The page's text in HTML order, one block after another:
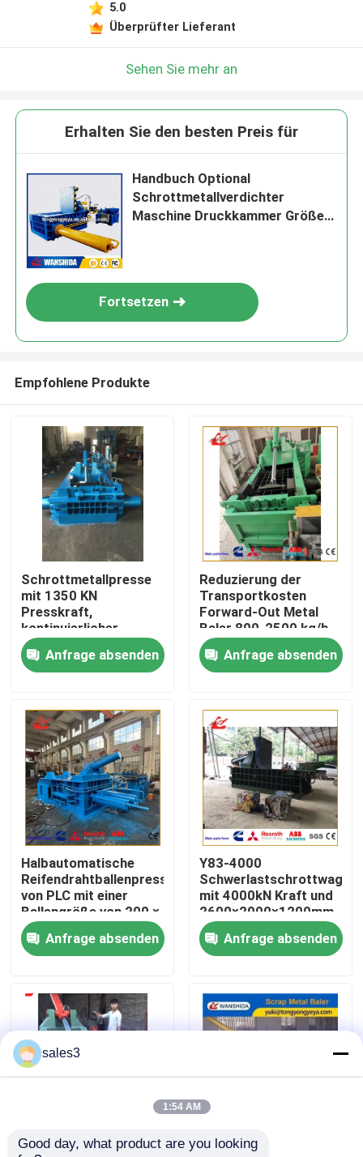
Produkte
Über uns
Werksbesichtigung
Qualitätskontrolle
Kontakt mit uns
Neuigkeiten
Rechtssachen
Bitte um ein Angebot
Industrielle Ballenpreßmaschine
5.0
Überprüfter Lieferant
Sehen Sie mehr an
Erhalten Sie den besten Preis für
Handbuch Optional
Schrottmetallverdichter
Maschine Druckkammer Größe
Fortsetzen
Empfohlene Produkte
Schrottmetallpresse
mit 1350 KN
Presskraft,
kontinuierlicher
Austragung,
hochdichter
Ballenbildung und
Ballenlänge
Anfrage absenden
Reduzierung der
Transportkosten
Forward-Out Metal
Baler 800-2500 kg/h
für kleine und mittlere
Anfrage absenden
Halbautomatische
Reifendrahtballenpresse
von PLC mit einer
Ballengröße von 200 ×
200 mm für das
Stahldrahtrecycling
Anfrage absenden
Y83-4000
mit 4000kN Kraft und
2600×2000×1200mm
Kammer für
Schrottwagenkarosserie
und
Anfrage absenden
1350kN Vorwärts-
Y83-4000 400 Tonnen
sales3
1:54 AM
Good day, what product are you looking